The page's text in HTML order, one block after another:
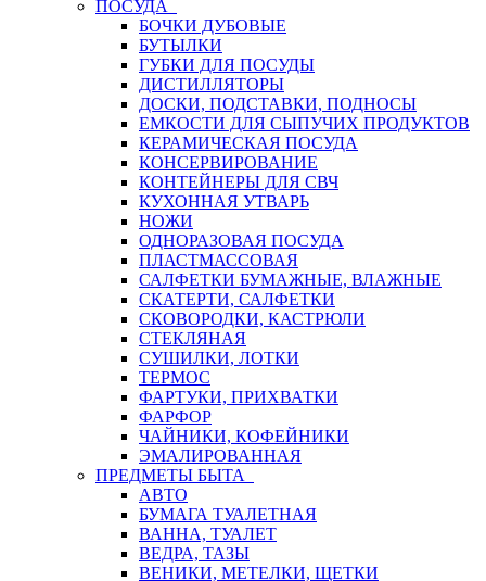
ПОСУДА
БОЧКИ ДУБОВЫЕ
БУТЫЛКИ
ГУБКИ ДЛЯ ПОСУДЫ
ДИСТИЛЛЯТОРЫ
ДОСКИ, ПОДСТАВКИ, ПОДНОСЫ
ЕМКОСТИ ДЛЯ СЫПУЧИХ ПРОДУКТОВ
КЕРАМИЧЕСКАЯ ПОСУДА
КОНСЕРВИРОВАНИЕ
КОНТЕЙНЕРЫ ДЛЯ СВЧ
КУХОННАЯ УТВАРЬ
НОЖИ
ОДНОРАЗОВАЯ ПОСУДА
ПЛАСТМАССОВАЯ
САЛФЕТКИ БУМАЖНЫЕ, ВЛАЖНЫЕ
СКАТЕРТИ, САЛФЕТКИ
СКОВОРОДКИ, КАСТРЮЛИ
СТЕКЛЯНАЯ
СУШИЛКИ, ЛОТКИ
ТЕРМОС
ФАРТУКИ, ПРИХВАТКИ
ФАРФОР
ЧАЙНИКИ, КОФЕЙНИКИ
ЭМАЛИРОВАННАЯ
ПРЕДМЕТЫ БЫТА
АВТО
БУМАГА ТУАЛЕТНАЯ
ВАННА, ТУАЛЕТ
ВЕДРА, ТАЗЫ
ВЕНИКИ, МЕТЕЛКИ, ЩЕТКИ